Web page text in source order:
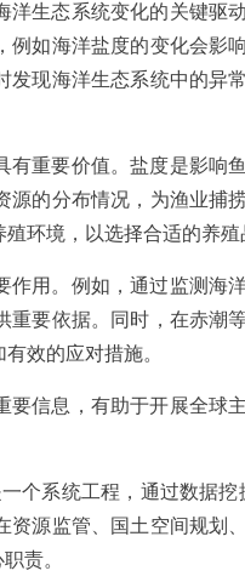
生态系统变化的关键驱
如海洋盐度的变化会影
现海洋生态系统中的异
重要价值。盐度是影响
的分布情况，为渔业捕
环境，以选择合适的养殖
用。例如，通过监测海
要依据。同时，在赤潮
效的应对措施。
要信息，有助于开展全球
个系统工程，通过数据
源监管、国土空间规划
责。